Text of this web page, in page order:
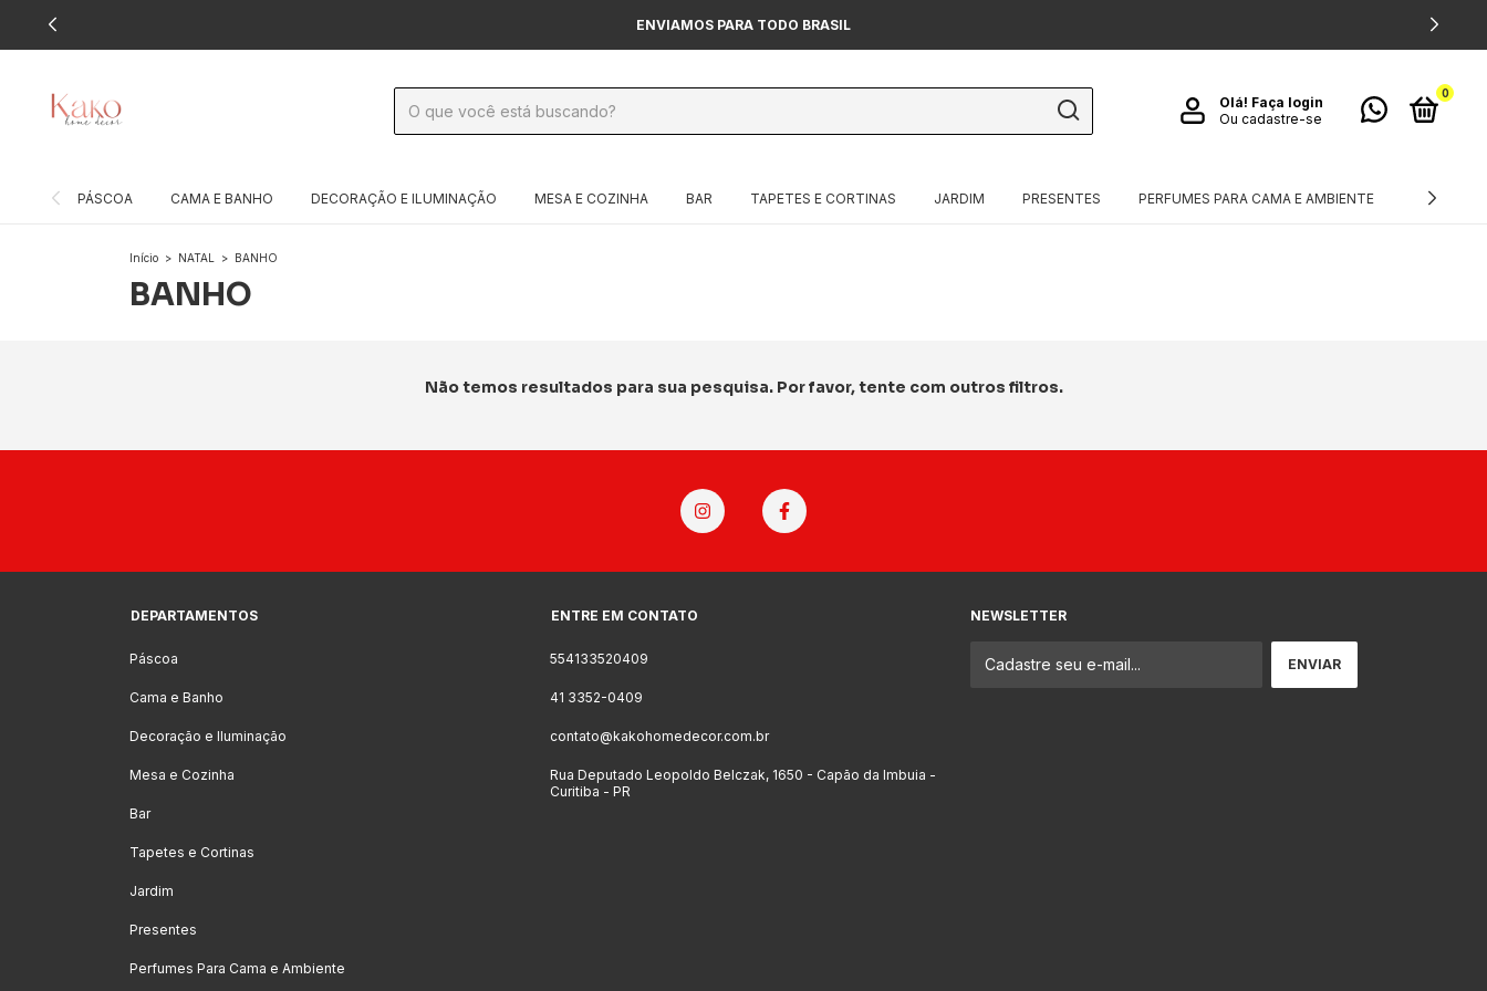
ENVIAMOS PARA TODO BRASIL
Olá! Faça login
Ou cadastre-se
0
PÁSCOA CAMA E BANHO DECORAÇÃO E ILUMINAÇÃO MESA E COZINHA BAR TAPETES E CORTINAS JARDIM PRESENTES PERFUMES PARA CAMA E AMBIENTE TÊXTEIS
Início > NATAL > BANHO
BANHO
Não temos resultados para sua pesquisa. Por favor, tente com outros filtros.
DEPARTAMENTOS
Páscoa
Cama e Banho
Decoração e Iluminação
Mesa e Cozinha
Bar
Tapetes e Cortinas
Jardim
Presentes
Perfumes Para Cama e Ambiente
ENTRE EM CONTATO
554133520409
41 3352-0409
contato@kakohomedecor.com.br
Rua Deputado Leopoldo Belczak, 1650 - Capão da Imbuia -
Curitiba - PR
NEWSLETTER